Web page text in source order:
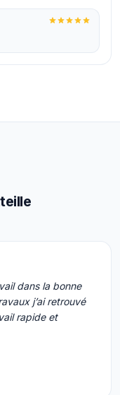
dans la bonne
j’ai retrouvé
rapide et